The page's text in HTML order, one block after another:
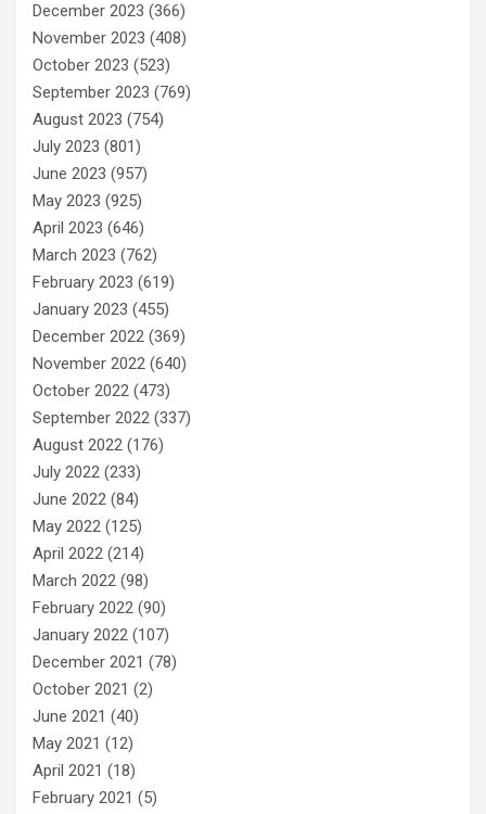
December 2023 (366)
November 2023 (408)
October 2023 (523)
September 2023 (769)
August 2023 (754)
July 2023 (801)
June 2023 (957)
May 2023 (925)
April 2023 (646)
March 2023 (762)
February 2023 (619)
January 2023 (455)
December 2022 (369)
November 2022 (640)
October 2022 (473)
September 2022 (337)
August 2022 (176)
July 2022 (233)
June 2022 (84)
May 2022 (125)
April 2022 (214)
March 2022 (98)
February 2022 (90)
January 2022 (107)
December 2021 (78)
October 2021 (2)
June 2021 (40)
May 2021 (12)
April 2021 (18)
February 2021 (5)